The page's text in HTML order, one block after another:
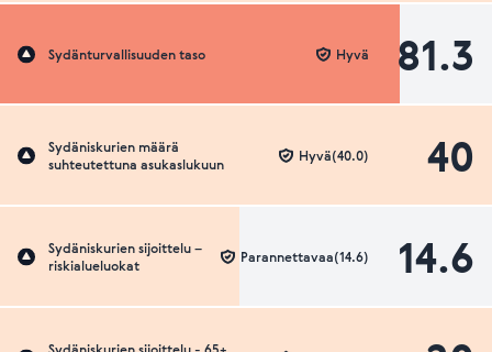
Sydänturvallisuuden taso 81.3
Hyvä
Sydäniskurien määrä
suhteutettuna asukaslukuun
40
Hyvä(40.0)
Sydäniskurien sijoittelu –
riskialueluokat
14.6
Parannettavaa(14.6)